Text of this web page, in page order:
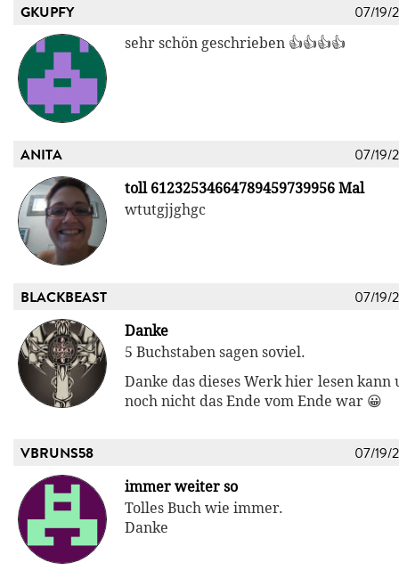
GKUPFY 07/19/
sehr schön geschrieben 👍👍👍👍
ANITA 07/19/
toll 61232534664789459739956 Mal
wtutgjjghgc
BLACKBEAST 07/19/
Danke
5 Buchstaben sagen soviel.
Danke das dieses Werk hier lesen kann
noch nicht das Ende vom Ende war 😀
VBRUNS58 07/19/
immer weiter so
Tolles Buch wie immer.
Danke